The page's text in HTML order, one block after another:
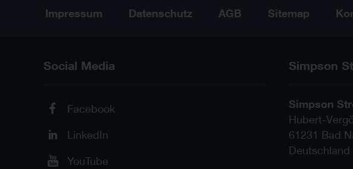
Impressum Datenschutz AGB Sitemap
Simpson
Simpson
Hubert-
61231 Bad
Deutschland
Social Media
Facebook
LinkedIn
YouTube